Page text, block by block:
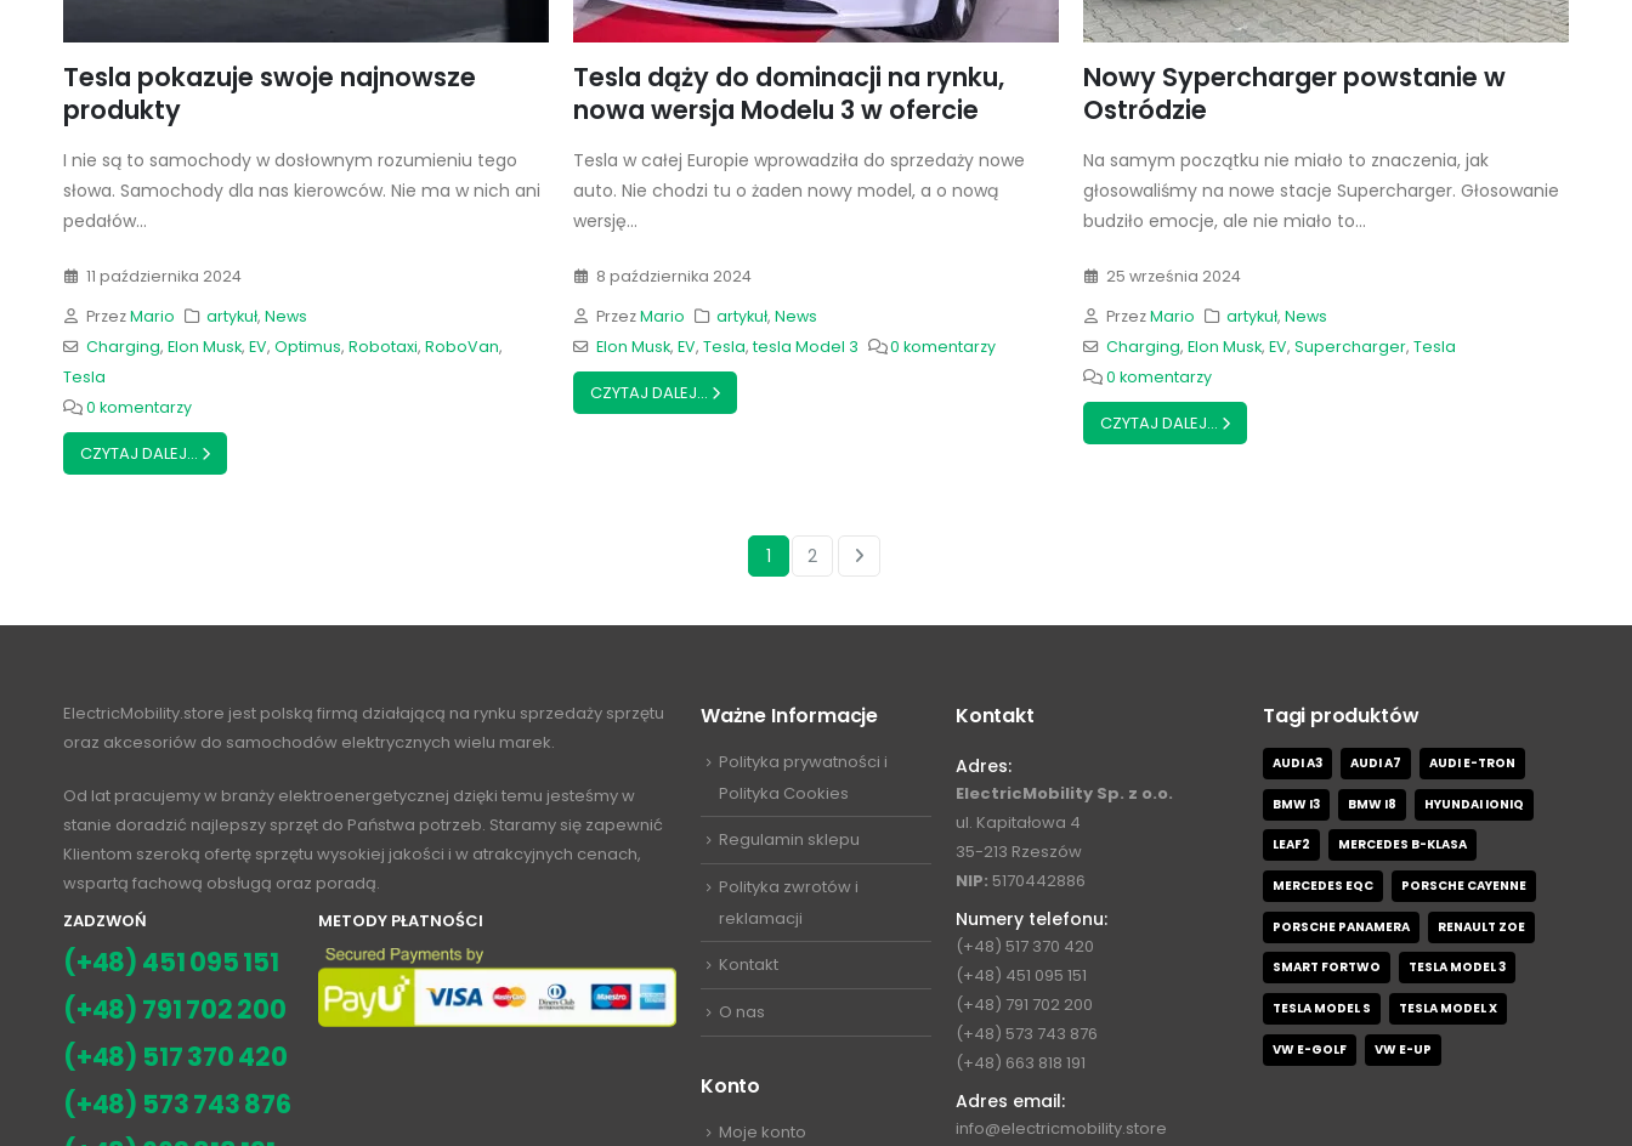
Tesla pokazuje swoje najnowsze
produkty
I nie są to samochody w dosłownym rozumieniu tego
słowa. Samochody dla nas kierowców. Nie ma w nich ani
pedałów...
11 października 2024
PrzezMario artykuł,News
Charging, Elon Musk, EV, Optimus, Robotaxi, RoboVan,
Tesla
0 komentarzy
CZYTAJ DALEJ...
Tesla dąży do dominacji na rynku,
nowa wersja Modelu 3 w ofercie
Tesla w całej Europie wprowadziła do sprzedaży nowe
auto. Nie chodzi tu o żaden nowy model, a o nową
wersję...
8 października 2024
PrzezMario artykuł,News
Elon Musk, EV, Tesla, tesla Model 3 0 komentarzy
CZYTAJ DALEJ...
Nowy Sypercharger powstanie w
Ostródzie
Na samym początku nie miało to znaczenia, jak
głosowaliśmy na nowe stacje Supercharger. Głosowanie
budziło emocje, ale nie miało to...
25 września 2024
PrzezMario artykuł,News
Charging, Elon Musk, EV, Supercharger, Tesla
0 komentarzy
CZYTAJ DALEJ...
1 2
ElectricMobility.store jest polską firmą działającą na rynku sprzedaży sprzętu
oraz akcesoriów do samochodów elektrycznych wielu marek.
Od lat pracujemy w branży elektroenergetycznej dzięki temu jesteśmy w
stanie doradzić najlepszy sprzęt do Państwa potrzeb. Staramy się zapewnić
Klientom szeroką ofertę sprzętu wysokiej jakości i w atrakcyjnych cenach,
wspartą fachową obsługą oraz poradą.
ZADZWOŃ
(+48) 451 095 151
(+48) 791 702 200
(+48) 517 370 420
(+48) 573 743 876
METODY PŁATNOŚCI
Ważne Informacje
Polityka prywatności i
Polityka Cookies
Regulamin sklepu
Polityka zwrotów i
reklamacji
Kontakt
O nas
Konto
Moje konto
Kontakt
Adres:
ElectricMobility Sp. z o.o.
ul. Kapitałowa 4
35-213 Rzeszów
NIP: 5170442886
Numery telefonu:
(+48) 517 370 420
(+48) 451 095 151
(+48) 791 702 200
(+48) 573 743 876
(+48) 663 818 191
Adres email:
info@electricmobility.store
Tagi produktów
AUDI A3 AUDI A7 AUDI E-TRON
BMW I3 BMW I8 HYUNDAI IONIQ
LEAF2 MERCEDES B-KLASA
MERCEDES EQC PORSCHE CAYENNE
PORSCHE PANAMERA RENAULT ZOE
SMART FORTWO TESLA MODEL 3
TESLA MODEL S TESLA MODEL X
VW E-GOLF VW E-UP